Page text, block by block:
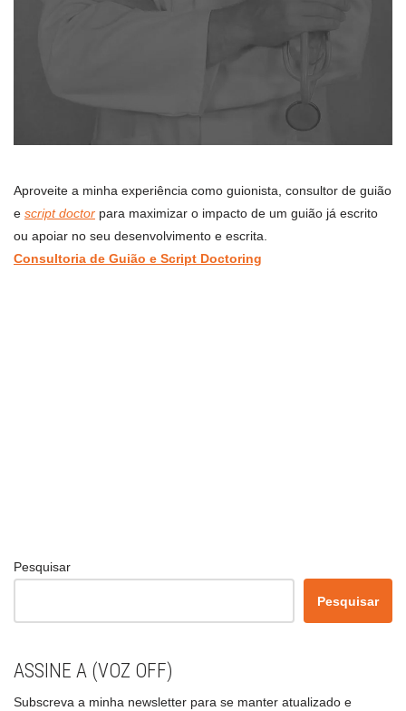
Aproveite a minha experiência como guionista, consultor de guião
e script doctor para maximizar o impacto de um guião já escrito
ou apoiar no seu desenvolvimento e escrita.
Consultoria de Guião e Script Doctoring
Pesquisar
Pesquisar
ASSINE A (VOZ OFF)
Subscreva a minha newsletter para se manter atualizado e